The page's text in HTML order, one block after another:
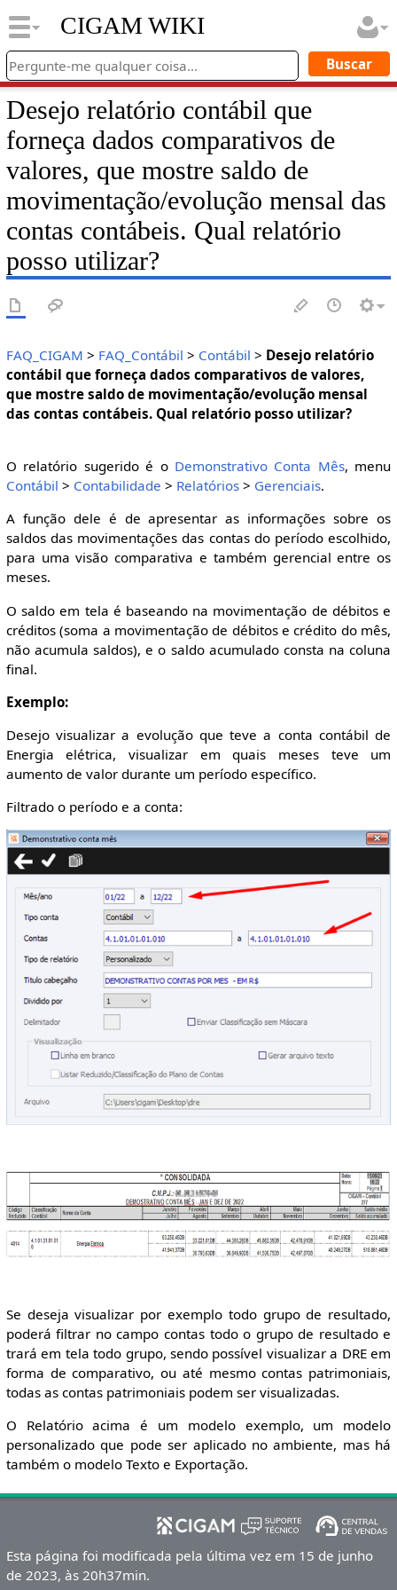
CIGAM WIKI
Desejo relatório contábil que
forneça dados comparativos de
valores, que mostre saldo de
movimentação/evolução mensal das
contas contábeis. Qual relatório
posso utilizar?
FAQ_CIGAM > FAQ_Contábil > Contábil > Desejo relatório
contábil que forneça dados comparativos de valores,
que mostre saldo de movimentação/evolução mensal
das contas contábeis. Qual relatório posso utilizar?
O relatório sugerido é o Demonstrativo Conta Mês, menu
Contábil > Contabilidade > Relatórios> Gerenciais.
A função dele é de apresentar as informações sobre os
saldos das movimentações das contas do período escolhido,
para uma visão comparativa e também gerencial entre os
meses.
O saldo em tela é baseando na movimentação de débitos e
créditos (soma a movimentação de débitos e crédito do mês,
não acumula saldos), e o saldo acumulado consta na coluna
final.
Exemplo:
Desejo visualizar a evolução que teve a conta contábil de
Energia elétrica, visualizar em quais meses teve um
aumento de valor durante um período específico.
Filtrado o período e a conta:
Se deseja visualizar por exemplo todo grupo de resultado,
poderá filtrar no campo contas todo o grupo de resultado e
trará em tela todo grupo, sendo possível visualizar a DRE em
forma de comparativo, ou até mesmo contas patrimoniais,
todas as contas patrimoniais podem ser visualizadas.
O Relatório acima é um modelo exemplo, um modelo
personalizado que pode ser aplicado no ambiente, mas há
também o modelo Texto e Exportação.
Esta página foi modificada pela última vez em 15 de junho
de 2023, às 20h37min.